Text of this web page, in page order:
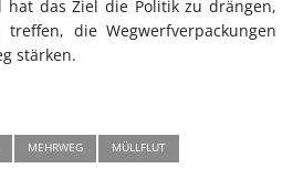
hat das Ziel die Politik zu drängen,
die Wegwerfverpackungen
stärken.
MEHRWEG MÜLLFLUT